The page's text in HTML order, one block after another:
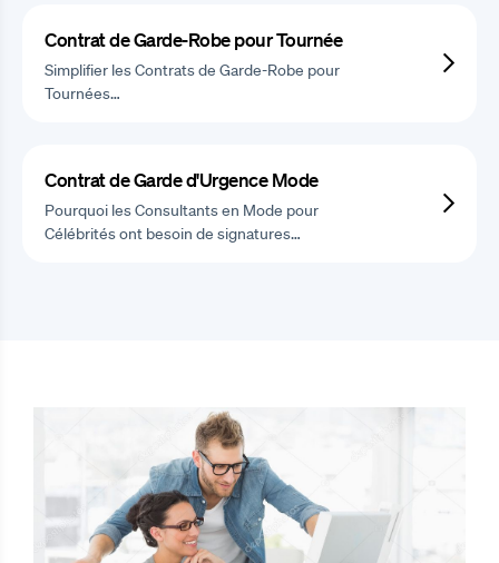
Contrat de Garde-Robe pour Tournée
Simplifier les Contrats de Garde-Robe pour
Tournées…
Contrat de Garde d'Urgence Mode
Pourquoi les Consultants en Mode pour
Célébrités ont besoin de signatures…